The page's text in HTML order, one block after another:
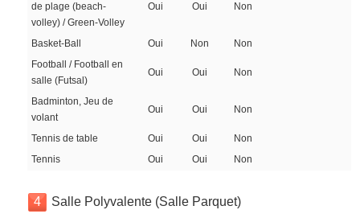
de plage (beach-
volley) / Green-Volley
Oui Oui Non
Basket-Ball Oui Non
Non
Football / Football en
salle (Futsal)
Oui Oui Non
Badminton, Jeu de
volant
Oui Oui Non
Tennis de table Oui Oui
Non
Tennis
Oui Oui Non
4 Salle Polyvalente (Salle Parquet)